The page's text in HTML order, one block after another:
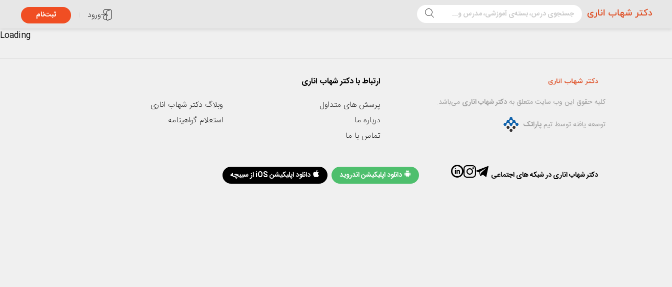
ورود ثبت‌نام
Loading
وبلاگ دکتر شهاب اناری
استعلام گواهینامه
ارتباط با دکتر شهاب اناری
پرسش های متداول
درباره ما
تماس با ما
کليه حقوق اين وب سایت متعلق به دکتر شهاب اناری می‌باشد.
توسعه یافته توسط تیم پاراتک
دکتر شهاب اناری در شبکه های اجتماعی دانلود اپلیکیشن اندروید دانلود اپلیکیشن iOS از سیبچه